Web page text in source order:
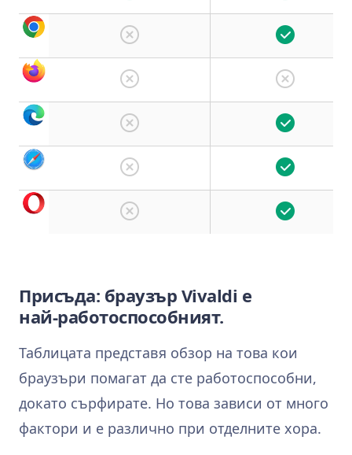
Присъда: браузър Vivaldi е
най‑работоспособният.
Таблицата представя обзор на това кои
браузъри помагат да сте работоспособни,
докато сърфирате. Но това зависи от много
фактори и е различно при отделните хора.